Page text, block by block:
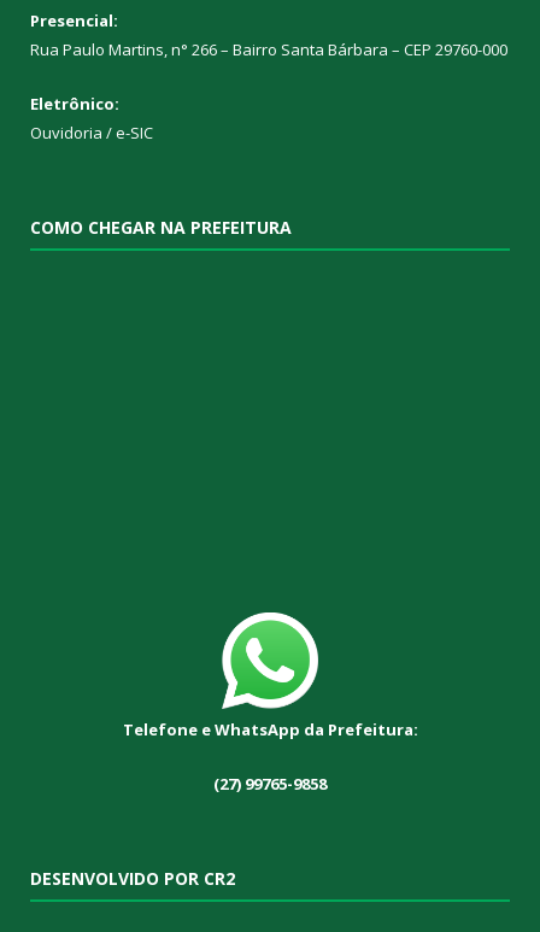
Presencial:
Rua Paulo Martins, n° 266 – Bairro Santa Bárbara – CEP 29760-000
Eletrônico:
Ouvidoria /e-SIC
COMO CHEGAR NA PREFEITURA
Telefone e WhatsApp da Prefeitura:
(27) 99765-9858
DESENVOLVIDO POR CR2